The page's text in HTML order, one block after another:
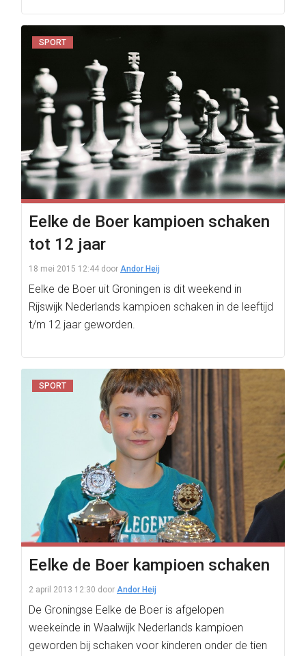
SPORT
Eelke de Boer kampioen schaken
tot 12 jaar
18 mei 2015 12:44 door Andor Heij
Eelke de Boer uit Groningen is dit weekend in
Rijswijk Nederlands kampioen schaken in de leeftijd
t/m 12 jaar geworden.
SPORT
Eelke de Boer kampioen schaken
2 april 2013 12:30 door Andor Heij
De Groningse Eelke de Boer is afgelopen
weekeinde in Waalwijk Nederlands kampioen
geworden bij schaken voor kinderen onder de tien